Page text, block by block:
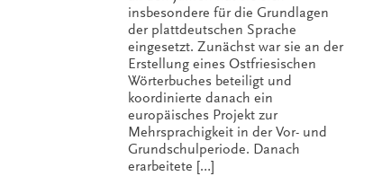
insbesondere für die Grundlagen
der plattdeutschen Sprache
eingesetzt. Zunächst war sie an der
Erstellung eines Ostfriesischen
Wörterbuches beteiligt und
koordinierte danach ein
europäisches Projekt zur
Mehrsprachigkeit in der Vor- und
Grundschulperiode. Danach
erarbeitete […]